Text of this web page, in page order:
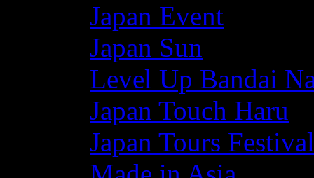
Japan Event
Japan Sun
Level Up Bandai
Japan Touch Haru
Japan Tours Festival